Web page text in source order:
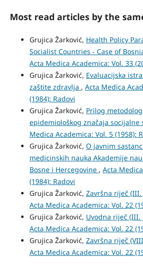
Most read articles by the
Grujica Žarković, Health Policy
Socialist Countries - Case of
Acta Medica Academica: Vol. 33
Grujica Žarković, Evaluacijska
zaštite zdravlja , Acta Medica
(1984): Radovi
Grujica Žarković, Prilog
epidemiološkog značaja socijalne
Medica Academica: Vol. 5 (1958):
Grujica Žarković, O javnim
medicinskih nauka Akademije
Bosne i Hercegovine , Acta
(1984): Radovi
Grujica Žarković, Završna riječ
Acta Medica Academica: Vol. 22
Grujica Žarković, Uvodna riječ (III.
Acta Medica Academica: Vol. 22
Grujica Žarković, Završna riječ
Acta Medica Academica: Vol. 22